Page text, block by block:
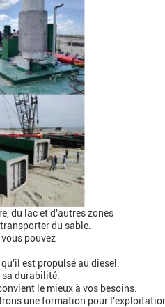
du lac et d'autres zones
du sable.
pouvez
est propulsé au diesel.
durabilité.
le mieux à vos besoins.
une formation pour